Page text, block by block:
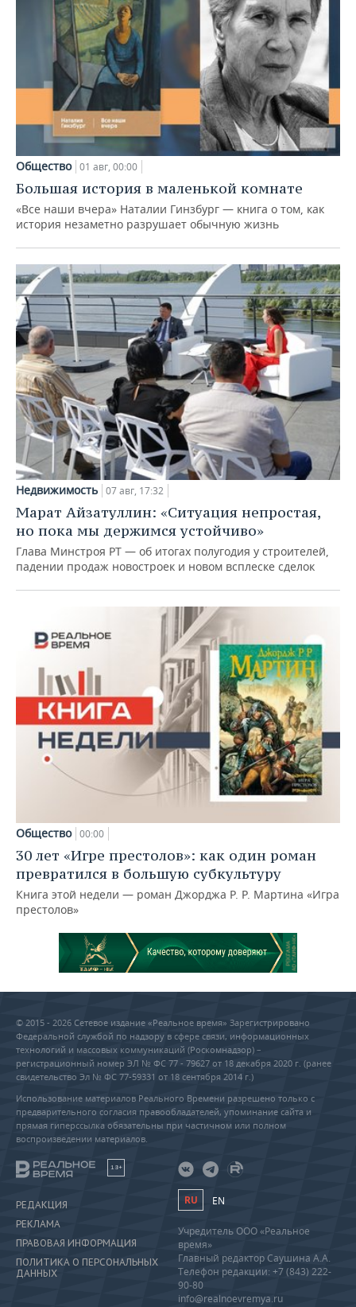
Общество 01 авг, 00:00
Большая история в маленькой комнате
«Все наши вчера» Наталии Гинзбург — книга о том, как
история незаметно разрушает обычную жизнь
Недвижимость 07 авг, 17:32
Марат Айзатуллин: «Ситуация непростая,
но пока мы держимся устойчиво»
Глава Минстроя РТ — об итогах полугодия у строителей,
падении продаж новостроек и новом всплеске сделок
Общество 00:00
30 лет «Игре престолов»: как один роман
превратился в большую субкультуру
Книга этой недели — роман Джорджа Р. Р. Мартина «Игра
престолов»
© 2015 - 2026 Сетевое издание «Реальное время» Зарегистрировано
Федеральной службой по надзору в сфере связи, информационных
технологий и массовых коммуникаций (Роскомнадзор) –
регистрационный номер ЭЛ № ФС 77 - 79627 от 18 декабря 2020 г. (ранее
свидетельство Эл № ФС 77-59331 от 18 сентября 2014 г.)
Использование материалов Реального Времени разрешено только с
предварительного согласия правообладателей, упоминание сайта и
прямая гиперссылка обязательны при частичном или полном
воспроизведении материалов.
18+
РЕДАКЦИЯ
РЕКЛАМА
ПРАВОВАЯ ИНФОРМАЦИЯ
ПОЛИТИКА О ПЕРСОНАЛЬНЫХ
ДАННЫХ
RU EN
Учредитель ООО «Реальное
время»
Главный редактор Саушина А.А.
Телефон редакции: +7 (843) 222-
90-80
info@realnoevremya.ru